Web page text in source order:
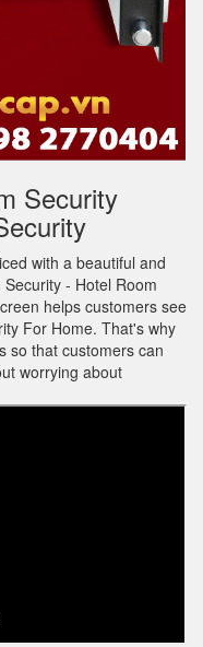
Security
with a beautiful and
- Hotel Room
helps customers see
For Home. That's why
so that customers can
worrying about